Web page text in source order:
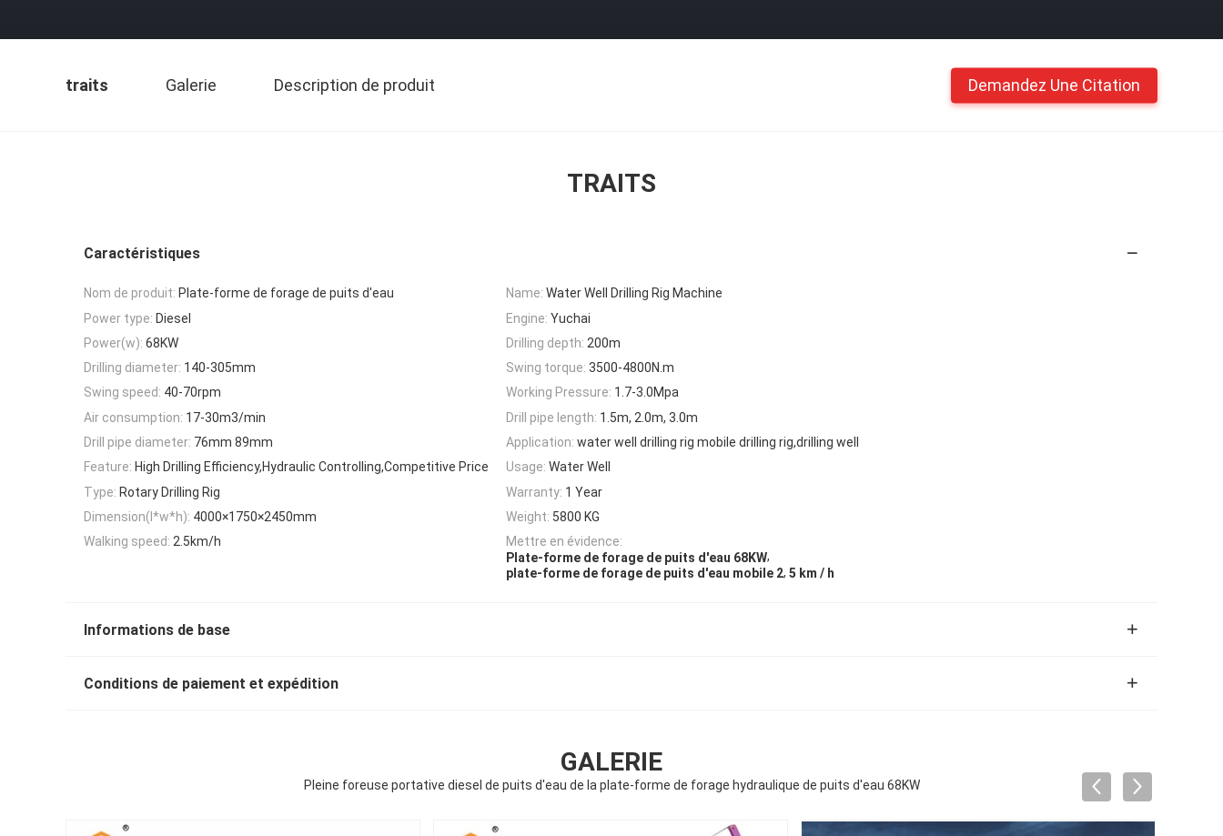
traits Galerie Description de produit Demandez Une Citation
TRAITS
Caractéristiques
Nom de produit: Plate-forme de forage de puits d'eau Name: Water Well Drilling Rig Machine
Power type: Diesel Engine: Yuchai
Power(w): 68KW Drilling depth: 200m
Drilling diameter: 140-305mm Swing torque: 3500-4800N.m
Swing speed: 40-70rpm Working Pressure: 1.7-3.0Mpa
Air consumption: 17-30m3/min Drill pipe length: 1.5m, 2.0m, 3.0m
Drill pipe diameter: 76mm 89mm Application: water well drilling rig mobile drilling rig,drilling well
Feature: High Drilling Efficiency,Hydraulic Controlling,Competitive Price Usage: Water Well
Type: Rotary Drilling Rig Warranty: 1 Year
Dimension(l*w*h): 4000×1750×2450mm Weight: 5800 KG
Walking speed: 2.5km/h
Mettre en évidence:
Plate-forme de forage de puits d'eau 68KW,
plate-forme de forage de puits d'eau mobile 2, 5 km / h
Informations de base
Conditions de paiement et expédition
GALERIE
Pleine foreuse portative diesel de puits d'eau de la plate-forme de forage hydraulique de puits d'eau 68KW